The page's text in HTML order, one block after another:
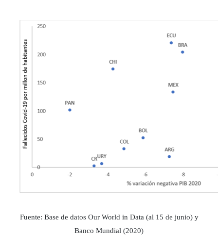
Fuente: Base de datos Our World in Data (al 15 de junio) y
Banco Mundial (2020)